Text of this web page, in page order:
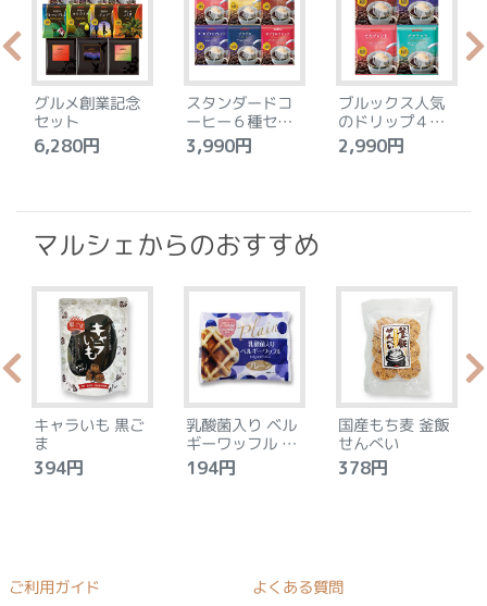
グルメ創業記念
セット
6,280円
スタンダードコ
ーヒー６種セッ
ト
3,990円
ブルックス人気
のドリップ４種
セット
2,990円
マルシェからのおすすめ
キャラいも 黒ご
ま
394円
乳酸菌入り ベル
ギーワッフル プ
レーン
194円
国産もち麦 釜飯
せんべい
378円
ご利用ガイド よくある質問